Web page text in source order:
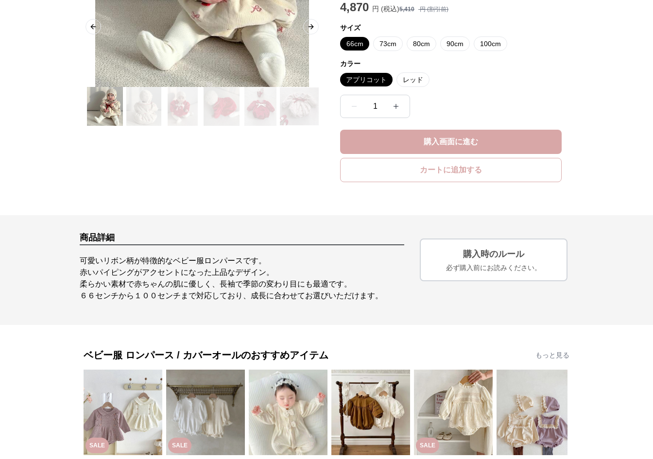
Previous slide Next slide
4,870 円 (税込)5,410 円 (割引前)
サイズ
66cm 73cm 80cm 90cm 100cm
カラー
アプリコット レッド
1
購入画面に進む
カートに追加する
商品詳細
可愛いリボン柄が特徴的なベビー服ロンパースです。
赤いパイピングがアクセントになった上品なデザイン。
柔らかい素材で赤ちゃんの肌に優しく、長袖で季節の変わり目にも最適です。
６６センチから１００センチまで対応しており、成長に合わせてお選びいただけます。
購入時のルール
必ず購入前にお読みください。
ベビー服 ロンパース / カバーオールのおすすめアイテム もっと見る
SALE SALE SALE